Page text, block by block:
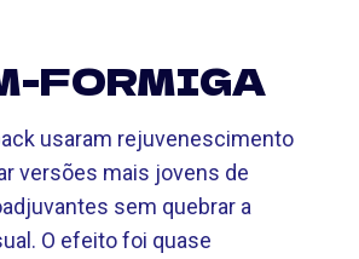
FORMIGA
usaram rejuvenescimento
versões mais jovens de
sem quebrar a
O efeito foi quase